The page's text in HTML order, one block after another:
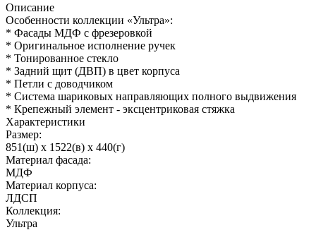
Описание
Особенности коллекции «Ультра»:
* Фасады МДФ с фрезеровкой
* Оригинальное исполнение ручек
* Тонированное стекло
* Задний щит (ДВП) в цвет корпуса
* Петли с доводчиком
* Система шариковых направляющих полного выдвижения
* Крепежный элемент - эксцентриковая стяжка
Характеристики
Размер:
851(ш) x 1522(в) x 440(г)
Материал фасада:
МДФ
Материал корпуса:
ЛДСП
Коллекция:
Ультра